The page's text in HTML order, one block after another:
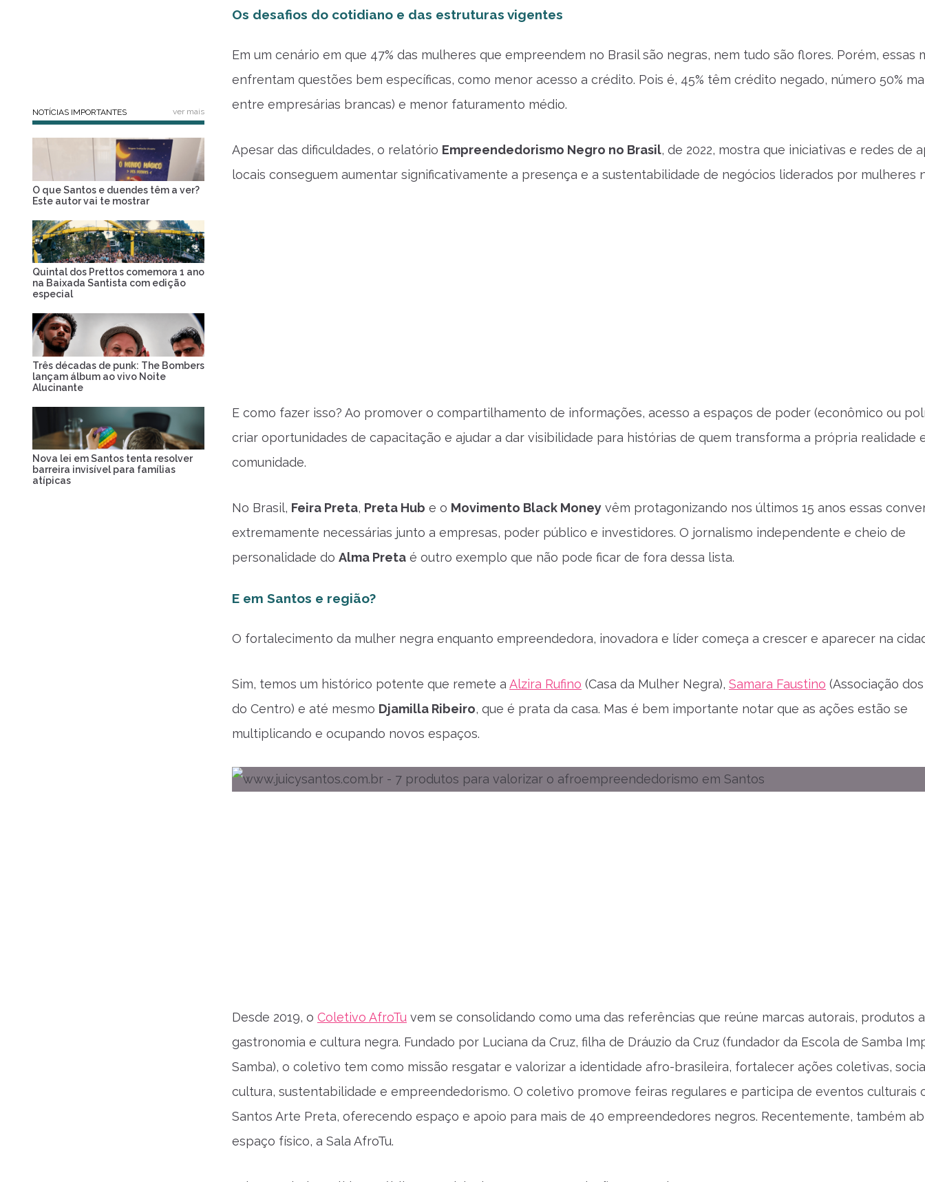
Os desafios do cotidiano e das estruturas vigentes
Em um cenário em que 47% das mulheres que empreendem no Brasil são negras, nem tudo são flores. Porém, essas
enfrentam questões bem específicas, como menor acesso a crédito. Pois é, 45% têm crédito negado, número 50%
entre empresárias brancas) e menor faturamento médio.
Apesar das dificuldades, o relatório Empreendedorismo Negro no Brasil, de 2022, mostra que iniciativas e redes de
locais conseguem aumentar significativamente a presença e a sustentabilidade de negócios liderados por mulheres
E como fazer isso? Ao promover o compartilhamento de informações, acesso a espaços de poder (econômico ou
criar oportunidades de capacitação e ajudar a dar visibilidade para histórias de quem transforma a própria realidade
comunidade.
No Brasil, Feira Preta, Preta Hub e o Movimento Black Money vêm protagonizando nos últimos 15 anos essas
extremamente necessárias junto a empresas, poder público e investidores. O jornalismo independente e cheio de
personalidade do Alma Preta é outro exemplo que não pode ficar de fora dessa lista.
E em Santos e região?
O fortalecimento da mulher negra enquanto empreendedora, inovadora e líder começa a crescer e aparecer na
Sim, temos um histórico potente que remete a Alzira Rufino (Casa da Mulher Negra), Samara Faustino (Associação
do Centro) e até mesmo Djamilla Ribeiro, que é prata da casa. Mas é bem importante notar que as ações estão se
multiplicando e ocupando novos espaços.
Desde 2019, o Coletivo AfroTu vem se consolidando como uma das referências que reúne marcas autorais, produtos
gastronomia e cultura negra. Fundado por Luciana da Cruz, filha de Dráuzio da Cruz (fundador da Escola de Samba
Samba), o coletivo tem como missão resgatar e valorizar a identidade afro-brasileira, fortalecer ações coletivas,
cultura, sustentabilidade e empreendedorismo. O coletivo promove feiras regulares e participa de eventos culturais
Santos Arte Preta, oferecendo espaço e apoio para mais de 40 empreendedores negros. Recentemente, também
espaço físico, a Sala AfroTu.
NOTÍCIAS IMPORTANTES ver mais
O que Santos e duendes têm a ver?
Este autor vai te mostrar
Quintal dos Prettos comemora 1 ano
na Baixada Santista com edição
especial
Três décadas de punk: The Bombers
lançam álbum ao vivo Noite
Alucinante
Nova lei em Santos tenta resolver
barreira invisível para famílias
atípicas